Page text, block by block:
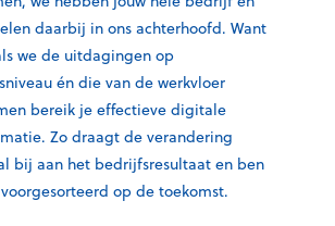
daarbij in ons achterhoofd. Want
we de uitdagingen op
én die van de werkvloer
bereik je effectieve digitale
Zo draagt de verandering
bij aan het bedrijfsresultaat en ben
op de toekomst.